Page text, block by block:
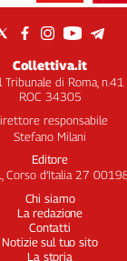
Collettiva.it
di Roma,
ROC 34305
responsabile
Stefano Milani
Editore
Corso d’Italia 27
Chi siamo
La redazione
Contatti
Notizie sul tuo sito
La storia